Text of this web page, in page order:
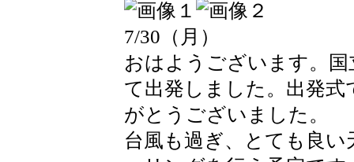
7/30（月）
おはようございます。
て出発しました。出発
がとうございました。
台風も過ぎ、とても良